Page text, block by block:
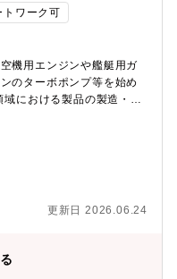
ーボチャージャ、航空エ
おいて、「顧客満足の向
真のニーズに応えるよう
営理念が「人材こそが最
と意欲のある人材が企業
修や福利厚生などの充実
値観の急速な変化を見据
ェクトChange」を発表し
解決を目的とした成長事
す。IHIの掲げる２つの経
々の夢を叶え、世界中で
ができます。将来的には
の役割や全体の取りまと
た、販売物流管理部には
専門的なグループに異動し
のため、営業、工場、経
る部門との密な連携が非
業務であります。【働き
なため柔軟な働き方が可
管理業務の更なる効率化
こで、現状の業務プロセ
採用部門が社内で担う機
トワーク可
機用エンジンや艦艇用ガ
のターボポンプ等を始め
における製品の製造・修
買付額でも数十億円を担
ていただきます。【具体
ム、海外メーカー向けチ
・ご希望に応じて海外メ
あるいは担当管理職（部
達戦略立案・実施2. 戦略
調達コスト分析・評価・
更新日 2026.06.24